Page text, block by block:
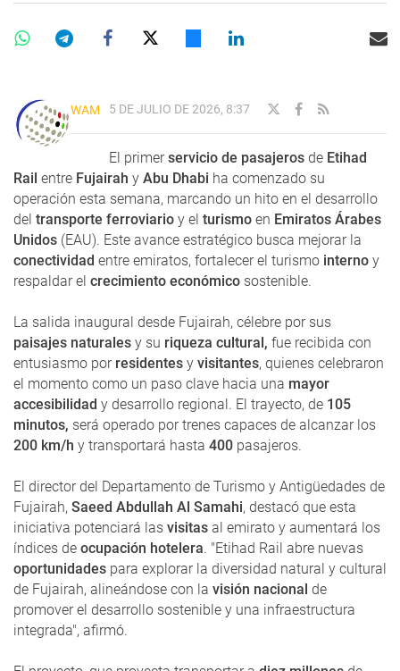
WAM 5 DE JULIO DE 2026, 8:37
El primerservicio de pasajeros de Etihad
Rail entre Fujairah y Abu Dhabi ha comenzado su
operación esta semana, marcando un hito en el desarrollo
del transporte ferroviario y el turismo en Emiratos Árabes
Unidos (EAU). Este avance estratégico busca mejorar la
conectividad entre emiratos, fortalecer el turismo interno y
respaldar el crecimiento económico sostenible.
La salida inaugural desde Fujairah, célebre por sus
paisajes naturales y su riqueza cultural, fue recibida con
entusiasmo porresidentes y visitantes, quienes celebraron
el momento como un paso clave hacia una mayor
accesibilidad y desarrollo regional. El trayecto, de 105
minutos, será operado por trenes capaces de alcanzar los
200 km/h y transportará hasta 400 pasajeros.
El director del Departamento de Turismo y Antigüedades de
Fujairah, Saeed Abdullah Al Samahi, destacó que esta
iniciativa potenciará las visitas al emirato y aumentará los
índices de ocupación hotelera. "Etihad Rail abre nuevas
oportunidades para explorar la diversidad natural y cultural
de Fujairah, alineándose con la visión nacional de
promover el desarrollo sostenible y una infraestructura
integrada", afirmó.